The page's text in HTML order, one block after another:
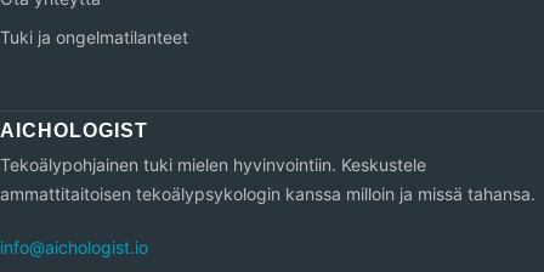
Tuki ja ongelmatilanteet
Tekoälypohjainen tuki mielen hyvinvointiin. Keskustele
ammattitaitoisen tekoälypsykologin kanssa milloin ja missä tahansa.
info@aichologist.io